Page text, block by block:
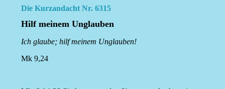
Die Kurzandacht Nr. 6315
Hilf meinem Unglauben
Ich glaube; hilf meinem Unglauben!
Mk 9,24